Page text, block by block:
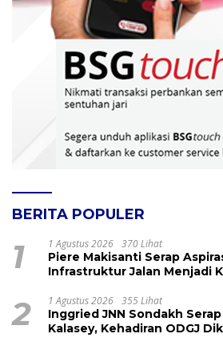
BERITA POPULER
1 1 Agustus 2026 370 Lihat
Piere Makisanti Serap
Infrastruktur Jalan Menjadi
2 1 Agustus 2026 355 Lihat
Inggried JNN Sondakh
Kalasey, Kehadiran ODGJ